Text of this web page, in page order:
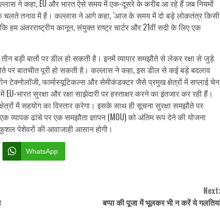
ने कहा, EU और भारत ऐसे समय में एक-दूसरे के करीब आ रहे हैं जब नियमों
चलते तनाव में है। कल्लास ने आगे कहा, ‘आज के समय में दो बड़े लोकतंत्र किसी
हम अंतरराष्ट्रीय कानून, संयुक्त राष्ट्र चार्टर और 21वीं सदी के लिए एक
बड़ी बातों पर डील हो सकती है। इनमें व्यापार समझौते से लेकर रक्षा से जुड़े
पर बातचीत पूरी हो सकती है। कल्लास ने कहा, इस डील से कई बड़े बदलाव
टेक्नोलॉजी, फार्मास्यूटिकल्स और सेमीकंडक्टर जैसे प्रमुख क्षेत्रों में सप्लाई चेन
सुरक्षा और रक्षा साझेदारी पर हस्ताक्षर करने का इंतजार कर रही हैं।
में सहयोग का विस्तार करेगा। इसके साथ ही सूचना सुरक्षा समझौते पर
व्यापक ढांचे पर एक समझौता ज्ञापन (MOU) को अंतिम रूप देने की योजना
पेशेवरों की आवाजाही आसान होगी।
WhatsApp
बप्पा की पूजा में भूलकर भी न करें ये